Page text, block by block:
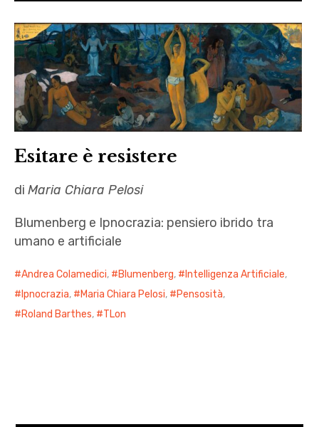
Esitare è resistere
diMaria Chiara Pelosi
Blumenberg e Ipnocrazia: pensiero ibrido tra
umano e artificiale
Andrea Colamedici, Blumenberg, Intelligenza Artificiale,
Ipnocrazia, Maria Chiara Pelosi, Pensosità,
Roland Barthes, TLon